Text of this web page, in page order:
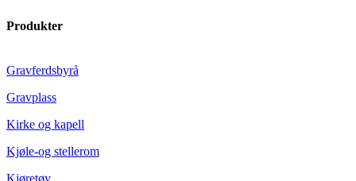
Produkter
Gravferdsbyrå
Gravplass
Kirke og kapell
Kjøle-og stellerom
Kjøretøy